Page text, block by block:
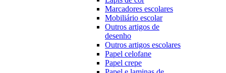
Marcadores escolares
Mobiliário escolar
Outros artigos de
desenho
Outros artigos escolares
Papel celofane
Papel crepe